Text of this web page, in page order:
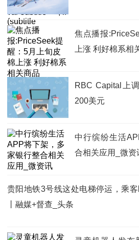
焦点播报
上涨 利好棉系相
RBC Capital上
200美元
中行缤纷生活
合相关应用_微资
贵阳地铁3号线这处电梯停运，乘
丨融媒+督查_头条